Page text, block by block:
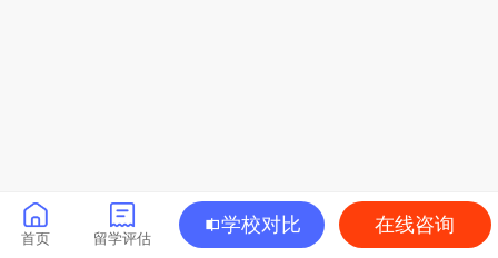
首页 留学评估
学校对比 在线咨询